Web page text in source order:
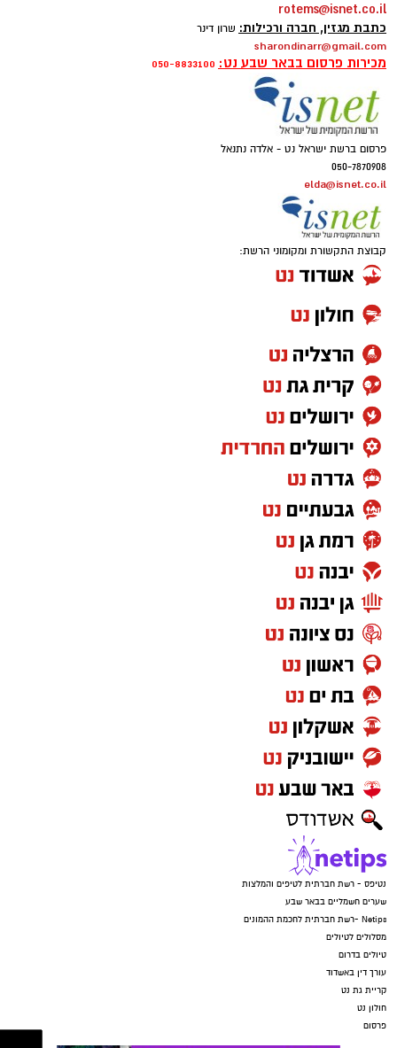
rotems@isnet.co.il
כתבת מגזין, חברה ורכילות: שרון דינר
sharondinarr@gmail.com
מכירות פרסום בבאר שבע נט: 050-8833100
פרסום ברשת ישראל נט - אלדה נתנאל
050-7870908
elda@isnet.co.il
קבוצת התקשורת ומקומוני הרשת:
נטיפס - רשת חברתית לטיפים והמלצות
שערים חשמליים בבאר שבע
Netips -רשת חברתית לחכמת ההמונים
מסלולים לטיולים
טיולים בדרום
עורך דין באשדוד
קריית גת נט
חולון נט
פרסום